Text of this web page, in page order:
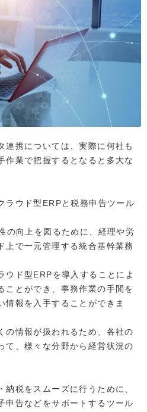
連携については、実際に何社も
作業で把握するとなると多大な
ラウド型ERPと税務申告ツール
の向上を図るために、経理や労
上で一元管理する統合基幹業務
ウド型ERPを導入することによ
ことができ、事務作業の手間を
情報を入手することができま
の情報が扱われるため、各社の
て、様々な分野から経営状況の
税をスムーズに行うために、
申告などをサポートするツール